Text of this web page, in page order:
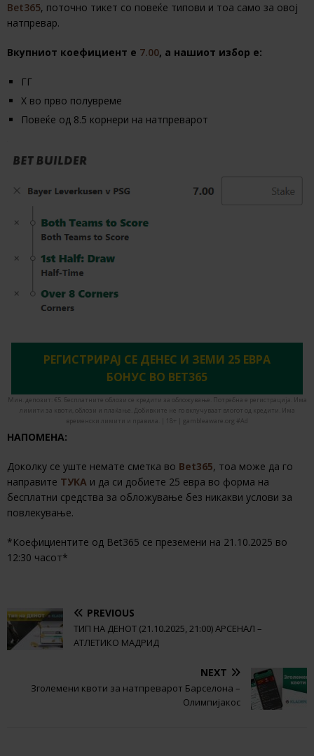
Bet365, поточно тикет со повеќе типови и тоа само за овој
натпревар.
Вкупниот коефициент е 7.00, а нашиот избор е:
ГГ
Х во прво полувреме
Повеќе од 8.5 корнери на натпреварот
РЕГИСТРИРАЈ СЕ ДЕНЕС И ЗЕМИ 25 ЕВРА
БОНУС ВО BET365
Мин. депозит: €5. Бесплатните облози се кредити за обложување. Потребна е регистрација. Има
лимити за квоти, облози и плаќање. Добивките не го вклучуваат влогот од кредити. Има
временски лимити и правила. | 18+ | gambleaware.org #Ad
НАПОМЕНА:
Доколку се уште немате сметка во Bet365, тоа може да го
направите ТУКА и да си добиете 25 евра во форма на
бесплатни средства за обложување без никакви услови за
повлекување.
*Коефициентите од Bet365 се преземени на 21.10.2025 во
12:30 часот*
PREVIOUS
ТИП НА ДЕНОТ (21.10.2025, 21:00) АРСЕНАЛ –
АТЛЕТИКО МАДРИД
NEXT
Зголемени квоти за натпреварот Барселона –
Олимпијакос